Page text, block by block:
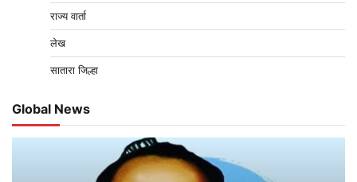
राज्य वार्ता
लेख
सातारा जिल्हा
Global News